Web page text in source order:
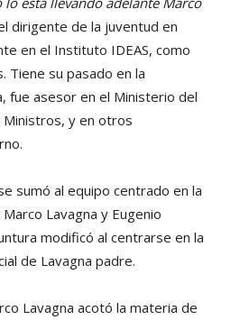
dirigente de la juventud en
en el Instituto IDEAS, como
Tiene su pasado en la
fue asesor en el Ministerio del
y en otros
sumó al equipo centrado en la
Lavagna y Eugenio
modificó al centrarse en la
de Lavagna padre.
Lavagna acotó la materia de